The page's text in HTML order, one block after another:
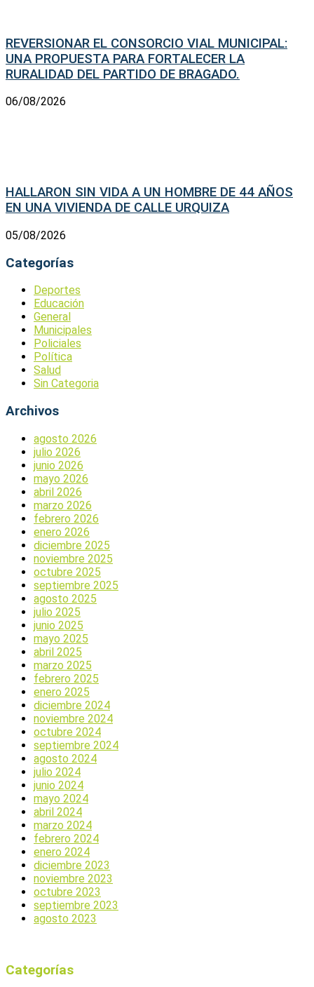
REVERSIONAR EL CONSORCIO VIAL MUNICIPAL:
UNA PROPUESTA PARA FORTALECER LA
RURALIDAD DEL PARTIDO DE BRAGADO.
06/08/2026
HALLARON SIN VIDA A UN HOMBRE DE 44 AÑOS
EN UNA VIVIENDA DE CALLE URQUIZA
05/08/2026
Categorías
Deportes
Educación
General
Municipales
Policiales
Política
Salud
Sin Categoria
Archivos
agosto 2026
julio 2026
junio 2026
mayo 2026
abril 2026
marzo 2026
febrero 2026
enero 2026
diciembre 2025
noviembre 2025
octubre 2025
septiembre 2025
agosto 2025
julio 2025
junio 2025
mayo 2025
abril 2025
marzo 2025
febrero 2025
enero 2025
diciembre 2024
noviembre 2024
octubre 2024
septiembre 2024
agosto 2024
julio 2024
junio 2024
mayo 2024
abril 2024
marzo 2024
febrero 2024
enero 2024
diciembre 2023
noviembre 2023
octubre 2023
septiembre 2023
agosto 2023
Categorías